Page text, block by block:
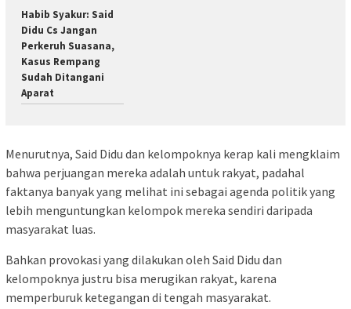
Habib Syakur: Said
Didu Cs Jangan
Perkeruh Suasana,
Kasus Rempang
Sudah Ditangani
Aparat
Menurutnya, Said Didu dan kelompoknya kerap kali mengklaim
bahwa perjuangan mereka adalah untuk rakyat, padahal
faktanya banyak yang melihat ini sebagai agenda politik yang
lebih menguntungkan kelompok mereka sendiri daripada
masyarakat luas.
Bahkan provokasi yang dilakukan oleh Said Didu dan
kelompoknya justru bisa merugikan rakyat, karena
memperburuk ketegangan di tengah masyarakat.